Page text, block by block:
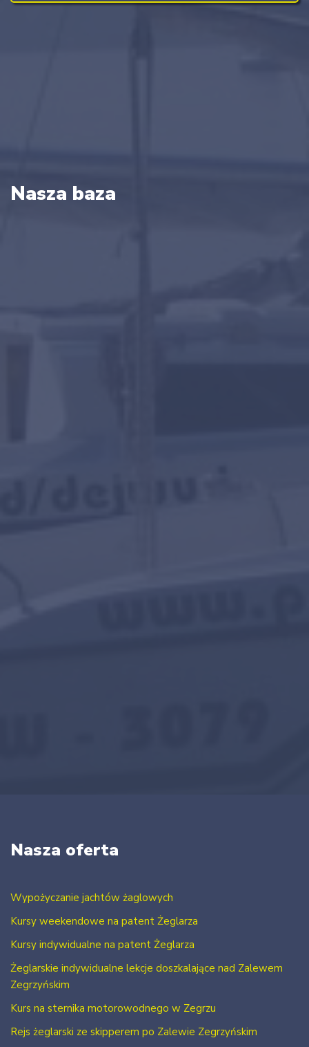
Nasza baza
Nasza oferta
Wypożyczanie jachtów żaglowych
Kursy weekendowe na patent Żeglarza
Kursy indywidualne na patent Żeglarza
Żeglarskie indywidualne lekcje doszkalające nad Zalewem
Zegrzyńskim
Kurs na sternika motorowodnego w Zegrzu
Rejs żeglarski ze skipperem po Zalewie Zegrzyńskim